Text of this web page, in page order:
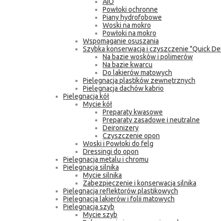
Powłoki ochronne
Piany hydrofobowe
Woski na mokro
Powłoki na mokro
Wspomaganie osuszania
Szybka konserwacja i czyszczenie "Quick
Na bazie wosków i polimerów
Na bazie kwarcu
Do lakierów matowych
Pielęgnacja plastików zewnętrznych
Pielęgnacja dachów kabrio
Pielęgnacja kół
Mycie kół
Preparaty kwasowe
Preparaty zasadowe i neutralne
Deironizery
Czyszczenie opon
Woski i Powłoki do felg
Dressingi do opon
Pielęgnacja metalu i chromu
Pielęgnacja silnika
Mycie silnika
Zabezpieczenie i konserwacja silnika
Pielęgnacja reflektorów plastikowych
Pielęgnacja lakierów i folii matowych
Pielęgnacja szyb
Mycie szyb